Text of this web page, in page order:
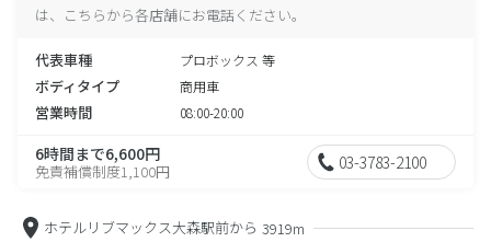
は、こちらから各店舗にお電話ください。
代表車種 プロボックス 等
ボディタイプ 商用車
営業時間 08:00-20:00
6時間まで6,600円
免責補償制度1,100円 03-3783-2100
ホテルリブマックス大森駅前から 3919m